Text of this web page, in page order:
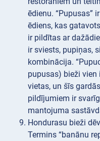
ēdienu. “Pupusas”
ēdiens, kas
ir pildītas ar
ir sviests, pupiņas,
kombinācija.
pupusas) bieži
vietas, un šīs
pildījumiem ir
mantojuma
Hondurasu bieži
Termins “banānu